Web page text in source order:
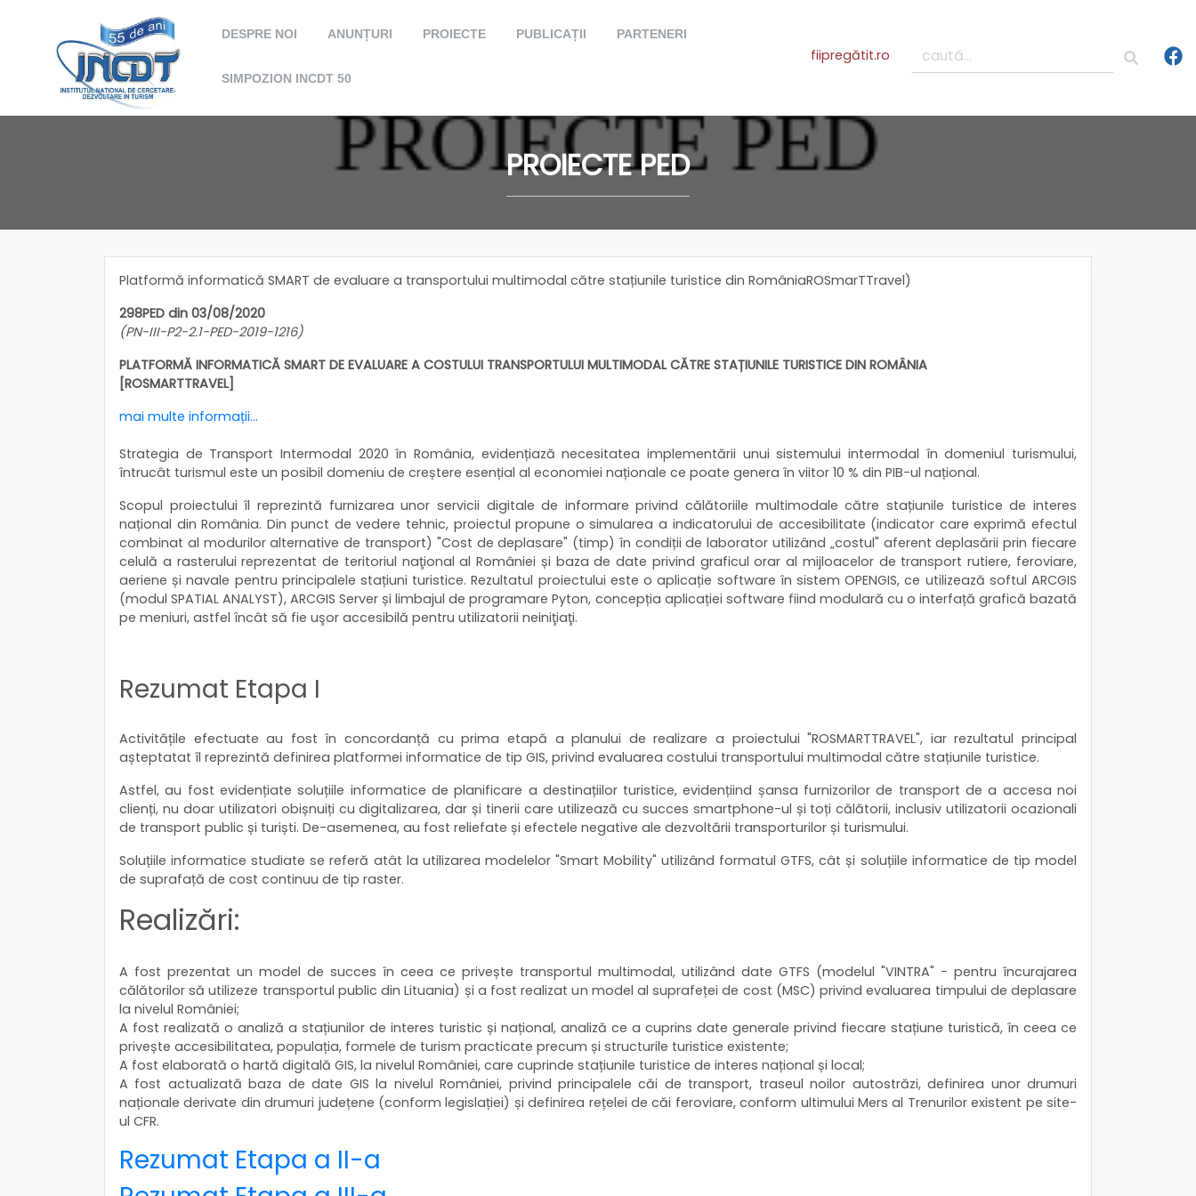
DESPRE NOI ANUNȚURI PROIECTE PUBLICAȚII PARTENERI
SIMPOZION INCDT 50
fiipregătit.ro
PROIECTE PED
Platformă informatică SMART de evaluare a transportului multimodal către stațiunile turistice din RomâniaROSmarTTravel)
298PED din 03/08/2020
(PN-III-P2-2.1-PED-2019-1216)
PLATFORMĂ INFORMATICĂ SMART DE EVALUARE A COSTULUI TRANSPORTULUI MULTIMODAL CĂTRE STAȚIUNILE TURISTICE DIN ROMÂNIA
[ROSMARTTRAVEL]
mai multe informații...
Strategia de Transport Intermodal 2020 în România, evidențiază necesitatea implementării unui sistemului intermodal în domeniul turismului,
întrucât turismul este un posibil domeniu de creștere esențial al economiei naționale ce poate genera în viitor 10 % din PIB-ul național.
Scopul proiectului îl reprezintă furnizarea unor servicii digitale de informare privind călătoriile multimodale către stațiunile turistice de interes
național din România. Din punct de vedere tehnic, proiectul propune o simularea a indicatorului de accesibilitate (indicator care exprimă efectul
combinat al modurilor alternative de transport) "Cost de deplasare" (timp) în condiții de laborator utilizând „costul" aferent deplasării prin fiecare
celulă a rasterului reprezentat de teritoriul naţional al României și baza de date privind graficul orar al mijloacelor de transport rutiere, feroviare,
aeriene și navale pentru principalele stațiuni turistice. Rezultatul proiectului este o aplicație software în sistem OPENGIS, ce utilizează softul ARCGIS
(modul SPATIAL ANALYST), ARCGIS Server și limbajul de programare Pyton, concepția aplicației software fiind modulară cu o interfață grafică bazată
pe meniuri, astfel încât să fie uşor accesibilă pentru utilizatorii neiniţiaţi.
Rezumat Etapa I
Activitățile efectuate au fost în concordanță cu prima etapă a planului de realizare a proiectului "ROSMARTTRAVEL", iar rezultatul principal
așteptatat îl reprezintă definirea platformei informatice de tip GIS, privind evaluarea costului transportului multimodal către stațiunile turistice.
Astfel, au fost evidențiate soluțiile informatice de planificare a destinațiilor turistice, evidențiind șansa furnizorilor de transport de a accesa noi
clienți, nu doar utilizatori obișnuiți cu digitalizarea, dar și tinerii care utilizează cu succes smartphone-ul și toți călătorii, inclusiv utilizatorii ocazionali
de transport public și turiști. De-asemenea, au fost reliefate și efectele negative ale dezvoltării transporturilor și turismului.
Soluțiile informatice studiate se referă atât la utilizarea modelelor "Smart Mobility" utilizând formatul GTFS, cât și soluțiile informatice de tip model
de suprafață de cost continuu de tip raster.
Realizări:
A fost prezentat un model de succes în ceea ce privește transportul multimodal, utilizând date GTFS (modelul "VINTRA" - pentru încurajarea
călătorilor să utilizeze transportul public din Lituania) și a fost realizat un model al suprafeței de cost (MSC) privind evaluarea timpului de deplasare
la nivelul României;
A fost realizată o analiză a stațiunilor de interes turistic și național, analiză ce a cuprins date generale privind fiecare stațiune turistică, în ceea ce
privește accesibilitatea, populația, formele de turism practicate precum și structurile turistice existente;
A fost elaborată o hartă digitală GIS, la nivelul României, care cuprinde stațiunile turistice de interes național și local;
A fost actualizată baza de date GIS la nivelul României, privind principalele căi de transport, traseul noilor autostrăzi, definirea unor drumuri
naționale derivate din drumuri județene (conform legislației) și definirea rețelei de căi feroviare, conform ultimului Mers al Trenurilor existent pe site-
ul CFR.
Rezumat Etapa a II-a